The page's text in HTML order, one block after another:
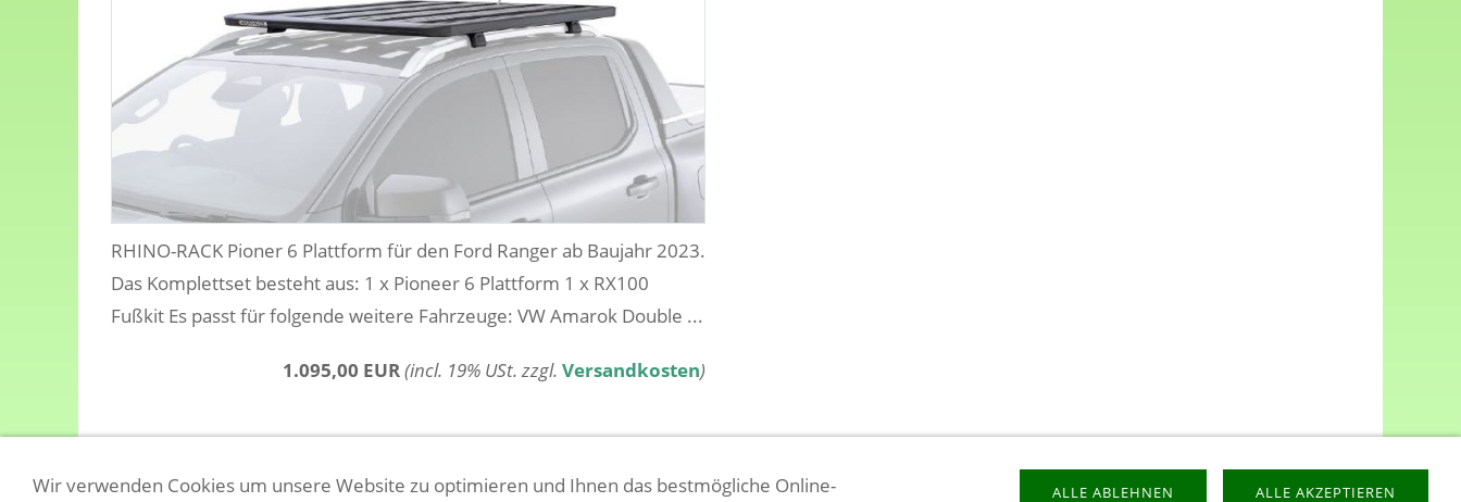
RHINO-RACK Pioner 6 Plattform für den Ford Ranger ab Baujahr 2023.
Das Komplettset besteht aus: 1 x Pioneer 6 Plattform 1 x RX100
Fußkit Es passt für folgende weitere Fahrzeuge: VW Amarok Double ...
1.095,00 EUR(incl. 19% USt. zzgl.Versandkosten)
Wir verwenden Cookies um unsere Website zu optimieren und Ihnen das bestmögliche Online- ALLE AKZEPTIEREN
ALLE ABLEHNEN